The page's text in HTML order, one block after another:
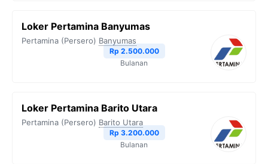
Loker Pertamina Banyumas
Pertamina (Persero) Banyumas
Rp 2.500.000
Bulanan
Loker Pertamina Barito Utara
Pertamina (Persero) Barito Utara
Rp 3.200.000
Bulanan